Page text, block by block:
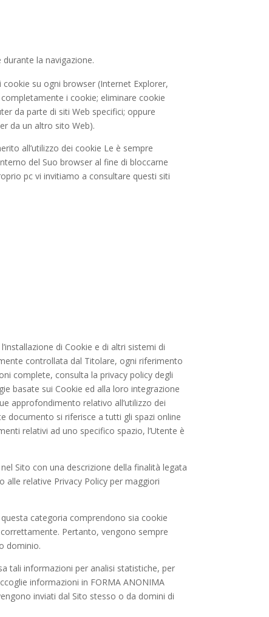
la navigazione.
su ogni browser (Internet Explorer,
i cookie; eliminare cookie
da parte di siti Web specifici; oppure
da un altro sito Web).
all’utilizzo dei cookie Le è sempre
del Suo browser al fine di bloccarne
pc vi invitiamo a consultare questi siti
di Cookie e di altri sistemi di
controllata dal Titolare, ogni riferimento
complete, consulta la privacy policy degli
basate sui Cookie ed alla loro integrazione
approfondimento relativo all’utilizzo dei
documento si riferisce a tutti gli spazi online
relativi ad uno specifico spazio, l’Utente è
Sito con una descrizione della finalità legata
alle relative Privacy Policy per maggiori
categoria comprendono sia cookie
Pertanto, vengono sempre
dominio.
tali informazioni per analisi statistiche, per
informazioni in FORMA ANONIMA
inviati dal Sito stesso o da domini di